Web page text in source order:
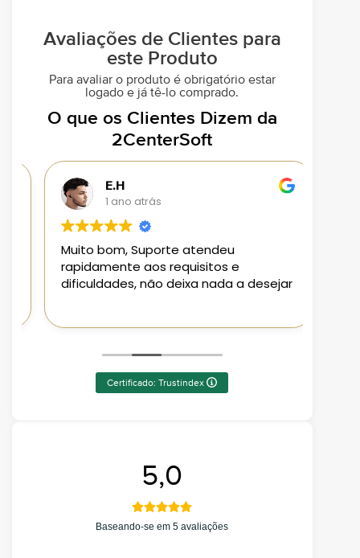
5,0
Baseando-se em 5 avaliações
Avaliações de Clientes para
este Produto
Para avaliar o produto é obrigatório estar
logado e já tê-lo comprado.
O que os Clientes Dizem da
2CenterSoft
E.H
1 ano atrás
Muito bom, Suporte atendeu
rapidamente aos requisitos e
dificuldades, não deixa nada a desejar
Certificado: Trustindex